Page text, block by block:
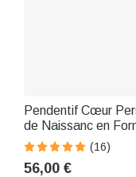
Pendentif Cœur
de Naissanc en
Cadeau Fête de
Femme
(16)
56,00 €